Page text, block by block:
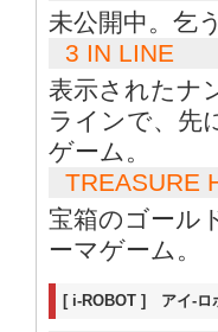
未公開中。乞
3 IN LINE
表示されたナ
ラインで、先
ゲーム。
TREASURE
宝箱のゴール
ーマゲーム。
[ i-ROBOT ] アイ-ロ